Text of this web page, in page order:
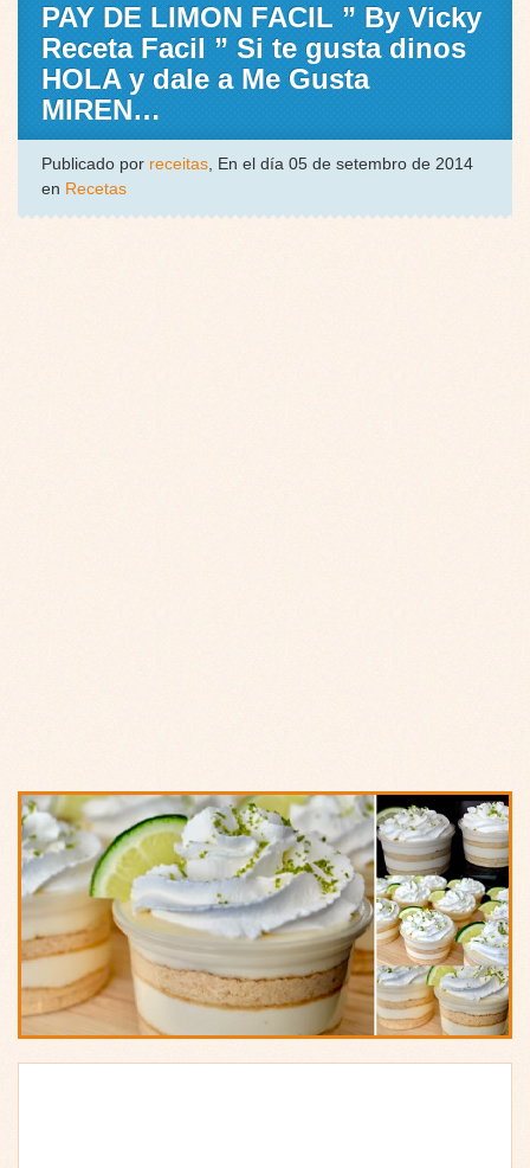
PAY DE LIMON FACIL ” By Vicky
Receta Facil ” Si te gusta dinos
HOLA y dale a Me Gusta
MIREN…
Publicado por receitas, En el día 05 de setembro de 2014
en Recetas